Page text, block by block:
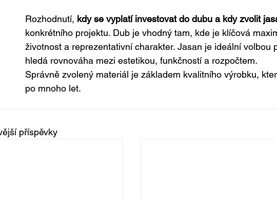
Rozhodnutí, kdy se vyplatí investovat do dubu a kdy zvolit
konkrétního projektu. Dub je vhodný tam, kde je klíčová
životnost a reprezentativní charakter. Jasan je ideální volbou
hledá rovnováha mezi estetikou, funkčností a rozpočtem.
Správně zvolený materiál je základem kvalitního výrobku,
po mnoho let.
příspěvky